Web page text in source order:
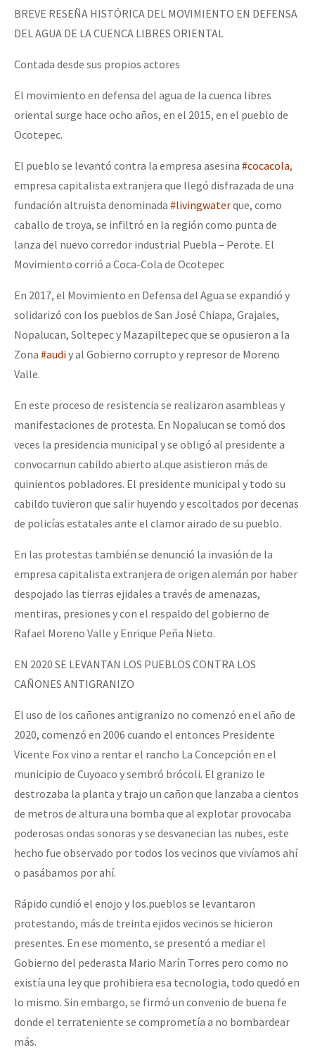
BREVE RESEÑA HISTÓRICA DEL MOVIMIENTO EN DEFENSA
DEL AGUA DE LA CUENCA LIBRES ORIENTAL
Contada desde sus propios actores
El movimiento en defensa del agua de la cuenca libres
oriental surge hace ocho años, en el 2015, en el pueblo de
Ocotepec.
El pueblo se levantó contra la empresa asesina #cocacola,
empresa capitalista extranjera que llegó disfrazada de una
fundación altruista denominada #livingwaterque, como
caballo de troya, se infiltró en la región como punta de
lanza del nuevo corredor industrial Puebla – Perote. El
Movimiento corrió a Coca-Cola de Ocotepec
En 2017, el Movimiento en Defensa del Agua se expandió y
solidarizó con los pueblos de San José Chiapa, Grajales,
Nopalucan, Soltepec y Mazapiltepec que se opusieron a la
Zona #audiy al Gobierno corrupto y represor de Moreno
Valle.
En este proceso de resistencia se realizaron asambleas y
manifestaciones de protesta. En Nopalucan se tomó dos
veces la presidencia municipal y se obligó al presidente a
convocarnun cabildo abierto al.que asistieron más de
quinientos pobladores. El presidente municipal y todo su
cabildo tuvieron que salir huyendo y escoltados por decenas
de policías estatales ante el clamor airado de su pueblo.
En las protestas también se denunció la invasión de la
empresa capitalista extranjera de origen alemán por haber
despojado las tierras ejidales a través de amenazas,
mentiras, presiones y con el respaldo del gobierno de
Rafael Moreno Valle y Enrique Peña Nieto.
EN 2020 SE LEVANTAN LOS PUEBLOS CONTRA LOS
CAÑONES ANTIGRANIZO
El uso de los cañones antigranizo no comenzó en el año de
2020, comenzó en 2006 cuando el entonces Presidente
Vicente Fox vino a rentar el rancho La Concepción en el
municipio de Cuyoaco y sembró brócoli. El granizo le
destrozaba la planta y trajo un cañon que lanzaba a cientos
de metros de altura una bomba que al explotar provocaba
poderosas ondas sonoras y se desvanecian las nubes, este
hecho fue observado por todos los vecinos que vivíamos ahí
o pasábamos por ahí.
Rápido cundió el enojo y los.pueblos se levantaron
protestando, más de treinta ejidos vecinos se hicieron
presentes. En ese momento, se presentó a mediar el
Gobierno del pederasta Mario Marín Torres pero como no
existía una ley que prohibiera esa tecnologia, todo quedó en
lo mismo. Sin embargo, se firmó un convenio de buena fe
donde el terrateniente se comprometía a no bombardear
más.